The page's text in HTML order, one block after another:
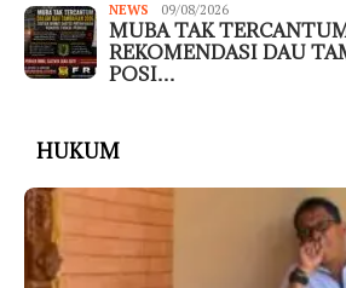
NEWS 09/08/2026
MUBA TAK
REKOMENDASI DAU
POSI…
HUKUM